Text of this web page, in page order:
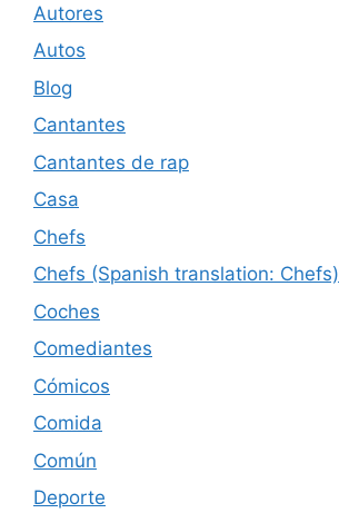
Autores
Autos
Blog
Cantantes
Cantantes de rap
Casa
Chefs
Chefs (Spanish translation: Chefs)
Coches
Comediantes
Cómicos
Comida
Común
Deporte